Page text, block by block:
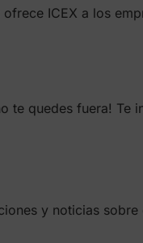
ICEX a los
te quedes fuera! Te
y noticias sobre